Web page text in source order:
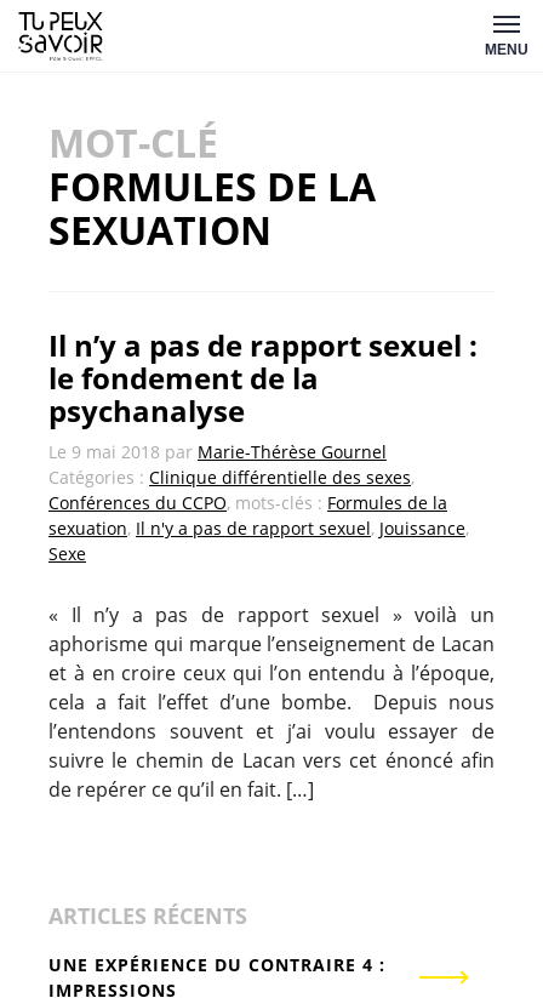
Aller
au
MENU
MOT-CLÉ
FORMULES DE LA
SEXUATION
Il n’y a pas de rapport sexuel :
le fondement de la
psychanalyse
Le 9 mai 2018 par Marie-Thérèse Gournel
Catégories : Clinique différentielle des sexes,
Conférences du CCPO, mots-clés : Formules de la
sexuation, Il n'y a pas de rapport sexuel, Jouissance,
Sexe
« Il n’y a pas de rapport sexuel » voilà un
aphorisme qui marque l’enseignement de Lacan
et à en croire ceux qui l’on entendu à l’époque,
cela a fait l’effet d’une bombe. Depuis nous
l’entendons souvent et j’ai voulu essayer de
suivre le chemin de Lacan vers cet énoncé afin
de repérer ce qu’il en fait. […]
ARTICLES RÉCENTS
UNE EXPÉRIENCE DU CONTRAIRE 4 :
IMPRESSIONS